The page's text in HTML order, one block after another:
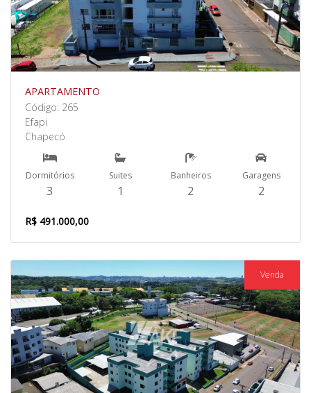
APARTAMENTO
Código: 265
Efapi
Chapecó
Dormitórios
3
Suites
1
Banheiros
2
Garagens
2
R$ 491.000,00
Venda